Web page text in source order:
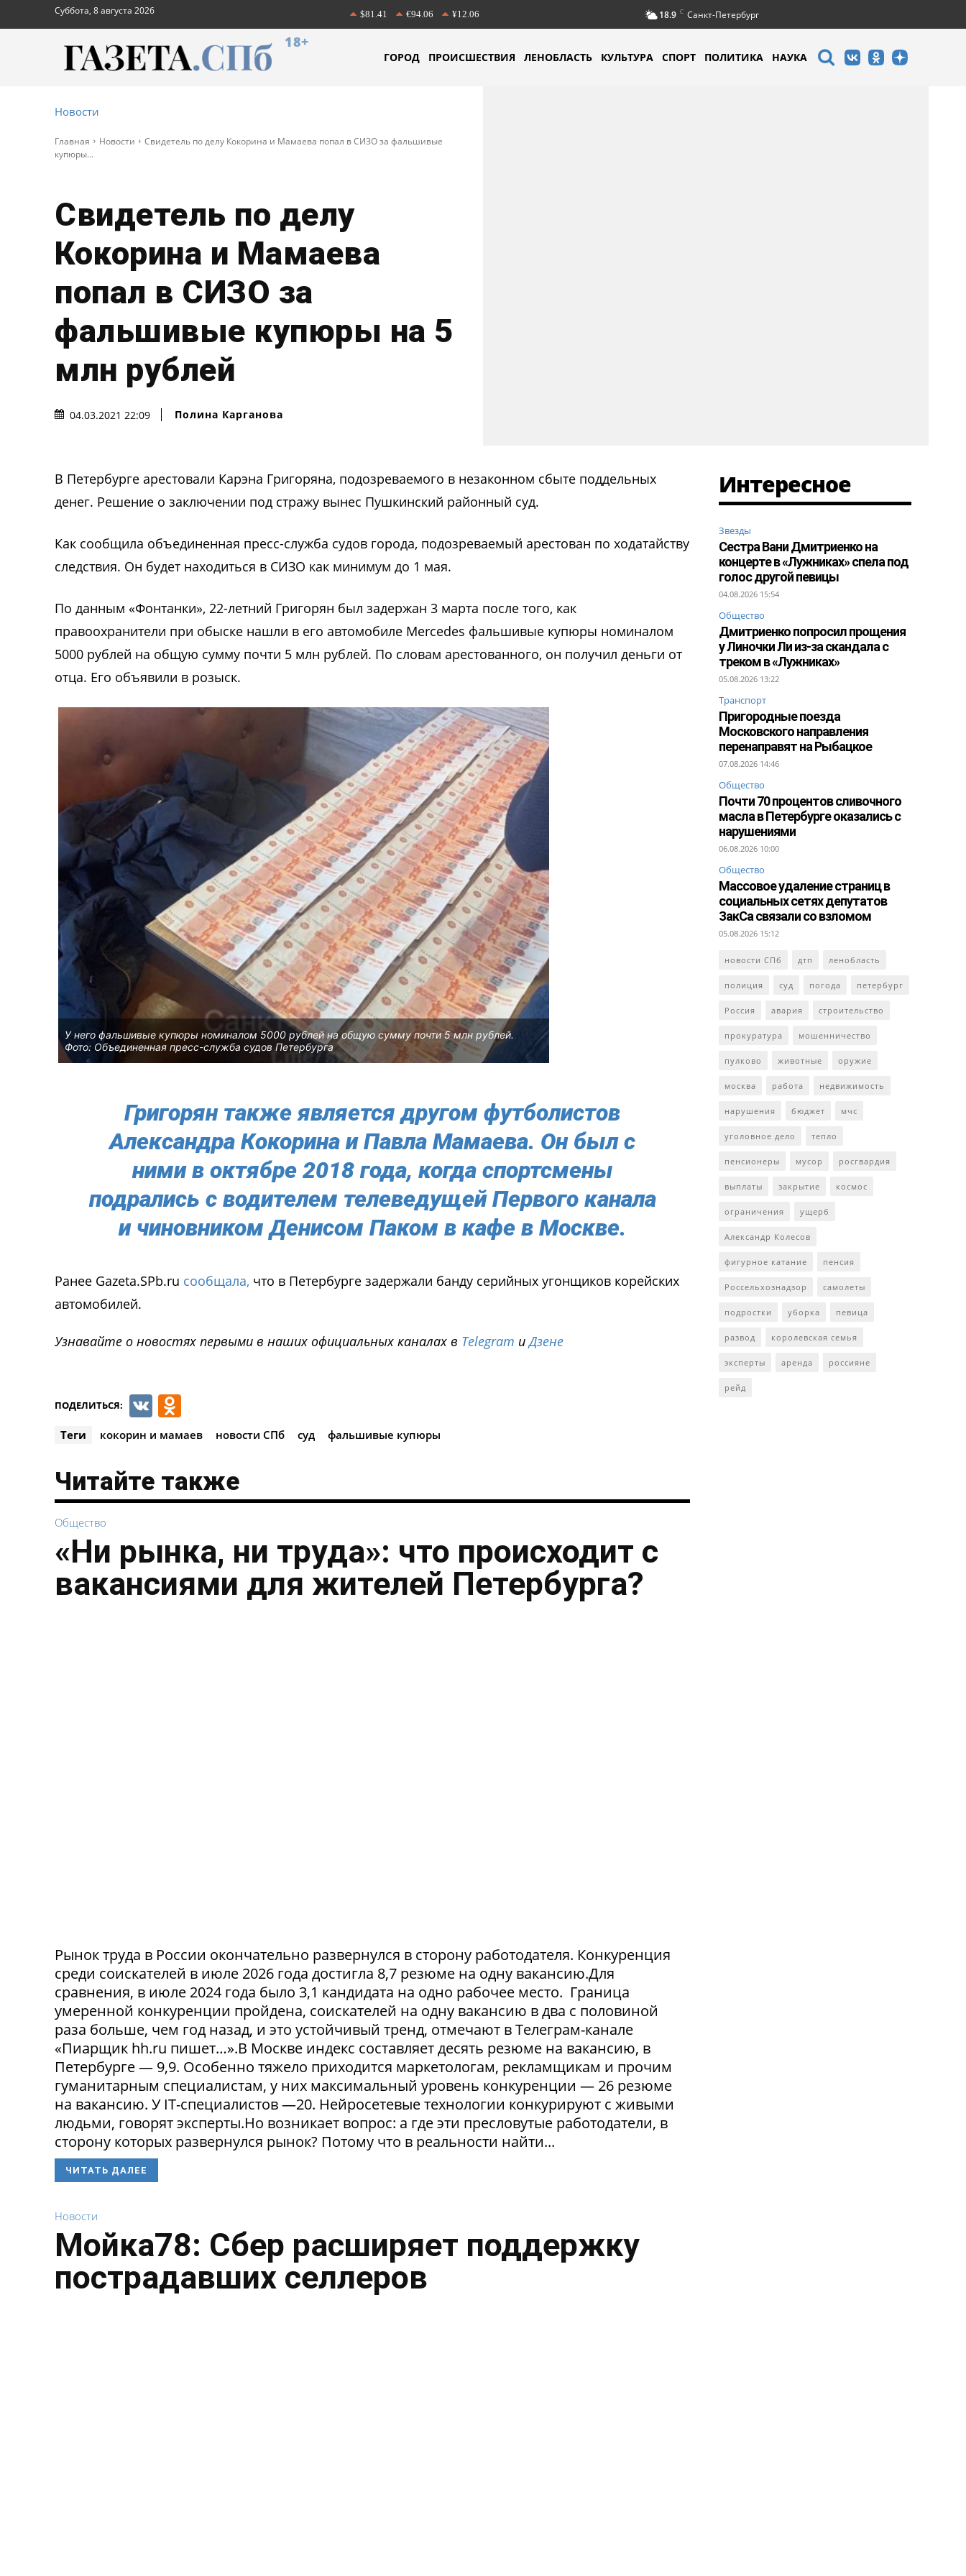
Суббота, 8 августа 2026 $81.41 €94.06 ¥12.06 18.9 C Санкт-Петербург
18+
ГОРОД ПРОИСШЕСТВИЯ ЛЕНОБЛАСТЬ КУЛЬТУРА СПОРТ ПОЛИТИКА НАУКА
Новости
Главная Новости
Свидетель по делу Кокорина и Мамаева попал в СИЗО за фальшивые
купюры...
Свидетель по делу
Кокорина и Мамаева
попал в СИЗО за
фальшивые купюры на 5
млн рублей
04.03.2021 22:09 Полина Карганова
В Петербурге арестовали Карэна Григоряна, подозреваемого в незаконном сбыте поддельных
денег. Решение о заключении под стражу вынес Пушкинский районный суд.
Как сообщила объединенная пресс-служба судов города, подозреваемый арестован по ходатайству
следствия. Он будет находиться в СИЗО как минимум до 1 мая.
По данным «Фонтанки», 22-летний Григорян был задержан 3 марта после того, как
правоохранители при обыске нашли в его автомобиле Mercedes фальшивые купюры номиналом
5000 рублей на общую сумму почти 5 млн рублей. По словам арестованного, он получил деньги от
отца. Его объявили в розыск.
У него фальшивые купюры номиналом 5000 рублей на общую сумму почти 5 млн рублей.
Фото: Объединенная пресс-служба судов Петербурга
Григорян также является другом футболистов
Александра Кокорина и Павла Мамаева. Он был с
ними в октябре 2018 года, когда спортсмены
подрались с водителем телеведущей Первого канала
и чиновником Денисом Паком в кафе в Москве.
Ранее Gazeta.SPb.ru сообщала, что в Петербурге задержали банду серийных угонщиков корейских
автомобилей.
Узнавайте о новостях первыми в наших официальных каналах в Telegram иДзене
ПОДЕЛИТЬСЯ: VK
Теги кокорин и мамаев новости СПб суд фальшивые купюры
Читайте также
Общество
«Ни рынка, ни труда»: что происходит с
вакансиями для жителей Петербурга?
Рынок труда в России окончательно развернулся в сторону работодателя. Конкуренция
среди соискателей в июле 2026 года достигла 8,7 резюме на одну вакансию.Для
сравнения, в июле 2024 года было 3,1 кандидата на одно рабочее место. Граница
умеренной конкуренции пройдена, соискателей на одну вакансию в два с половиной
раза больше, чем год назад, и это устойчивый тренд, отмечают в Телеграм-канале
«Пиарщик hh.ru пишет…».В Москве индекс составляет десять резюме на вакансию, в
Петербурге — 9,9. Особенно тяжело приходится маркетологам, рекламщикам и прочим
гуманитарным специалистам, у них максимальный уровень конкуренции — 26 резюме
на вакансию. У IT-специалистов —20. Нейросетевые технологии конкурируют с живыми
людьми, говорят эксперты.Но возникает вопрос: а где эти пресловутые работодатели, в
сторону которых развернулся рынок? Потому что в реальности найти...
ЧИТАТЬ ДАЛЕЕ
Новости
Мойка78: Сбер расширяет поддержку
пострадавших селлеров
Интересное
Звезды
Сестра Вани Дмитриенко на
концерте в «Лужниках» спела под
голос другой певицы
04.08.2026 15:54
Общество
Дмитриенко попросил прощения
у Линочки Ли из-за скандала с
треком в «Лужниках»
05.08.2026 13:22
Транспорт
Пригородные поезда
Московского направления
перенаправят на Рыбацкое
07.08.2026 14:46
Общество
Почти 70 процентов сливочного
масла в Петербурге оказались с
нарушениями
06.08.2026 10:00
Общество
Массовое удаление страниц в
социальных сетях депутатов
ЗакСа связали со взломом
05.08.2026 15:12
новости СПб дтп ленобласть
полиция суд погода петербург
Россия авария строительство
прокуратура мошенничество
пулково животные оружие
москва работа недвижимость
нарушения бюджет мчс
уголовное дело тепло
пенсионеры мусор росгвардия
выплаты закрытие космос
ограничения ущерб
Александр Колесов
фигурное катание пенсия
Россельхознадзор самолеты
подростки уборка певица
развод королевская семья
эксперты аренда россияне
рейд